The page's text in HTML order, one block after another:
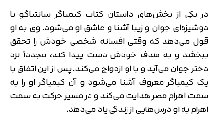
در یکی از بخش‌های داستان کتاب کیمیاگر سانتیاگو با
دوشیزه‌ای جوان و زیبا آشنا و عاشق او می‌شود. وی به او
قول می‌دهد که وقتی افسانه شخصی خودش را تحقق
ببخشد و به هدف خودش دست پیدا کند، مجدداً نزد
دختر جوان می‌آید و با او ازدواج می‌کند. پس از این اتفاق با
یک کیمیاگر معروف آشنا می‌شود و آن کیمیاگر او را به
سمت اهرام مصر هدایت می‌کند و در مسیر حرکت به سمت
اهرام به او درس‌هایی از زندگی یاد می‌دهد.